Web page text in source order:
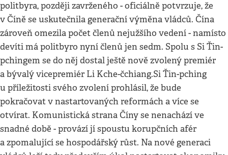
politbyra, později zavrženého - oficiálně potvrzuje, že
v Číně se uskutečnila generační výměna vládců. Čína
zároveň omezila počet členů nejužšího vedení - namísto
devíti má politbyro nyní členů jen sedm. Spolu s Si Ťin-
pchingem se do něj dostal ještě nově zvolený premiér
a bývalý vicepremiér Li Kche-čchiang.Si Ťin-pching
u příležitosti svého zvolení prohlásil, že bude
pokračovat v nastartovaných reformách a více se
otvírat. Komunistická strana Číny se nenachází ve
snadné době - provází jí spoustu korupčních afér
a zpomalující se hospodářský růst. Na nové generaci